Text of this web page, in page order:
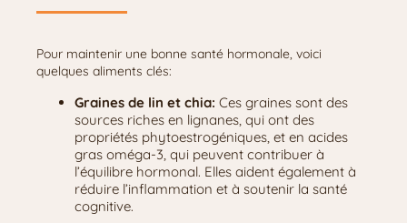
Pour maintenir une bonne santé hormonale, voici
quelques aliments clés:
Graines de lin et chia: Ces graines sont des
sources riches en lignanes, qui ont des
propriétés phytoestrogéniques, et en acides
gras oméga-3, qui peuvent contribuer à
l’équilibre hormonal. Elles aident également à
réduire l’inflammation et à soutenir la santé
cognitive.